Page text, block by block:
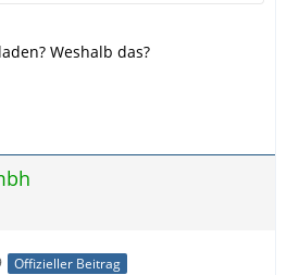
Weshalb das?
Offizieller Beitrag